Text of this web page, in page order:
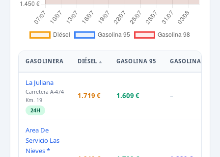
GASOLINERA DIÉSEL GASOLINA 95 GASOLINA 98
La Juliana
Carretera A-474
Km. 19
24H
1.719 € 1.609 € –
Area De
Servicio Las
Nieves *